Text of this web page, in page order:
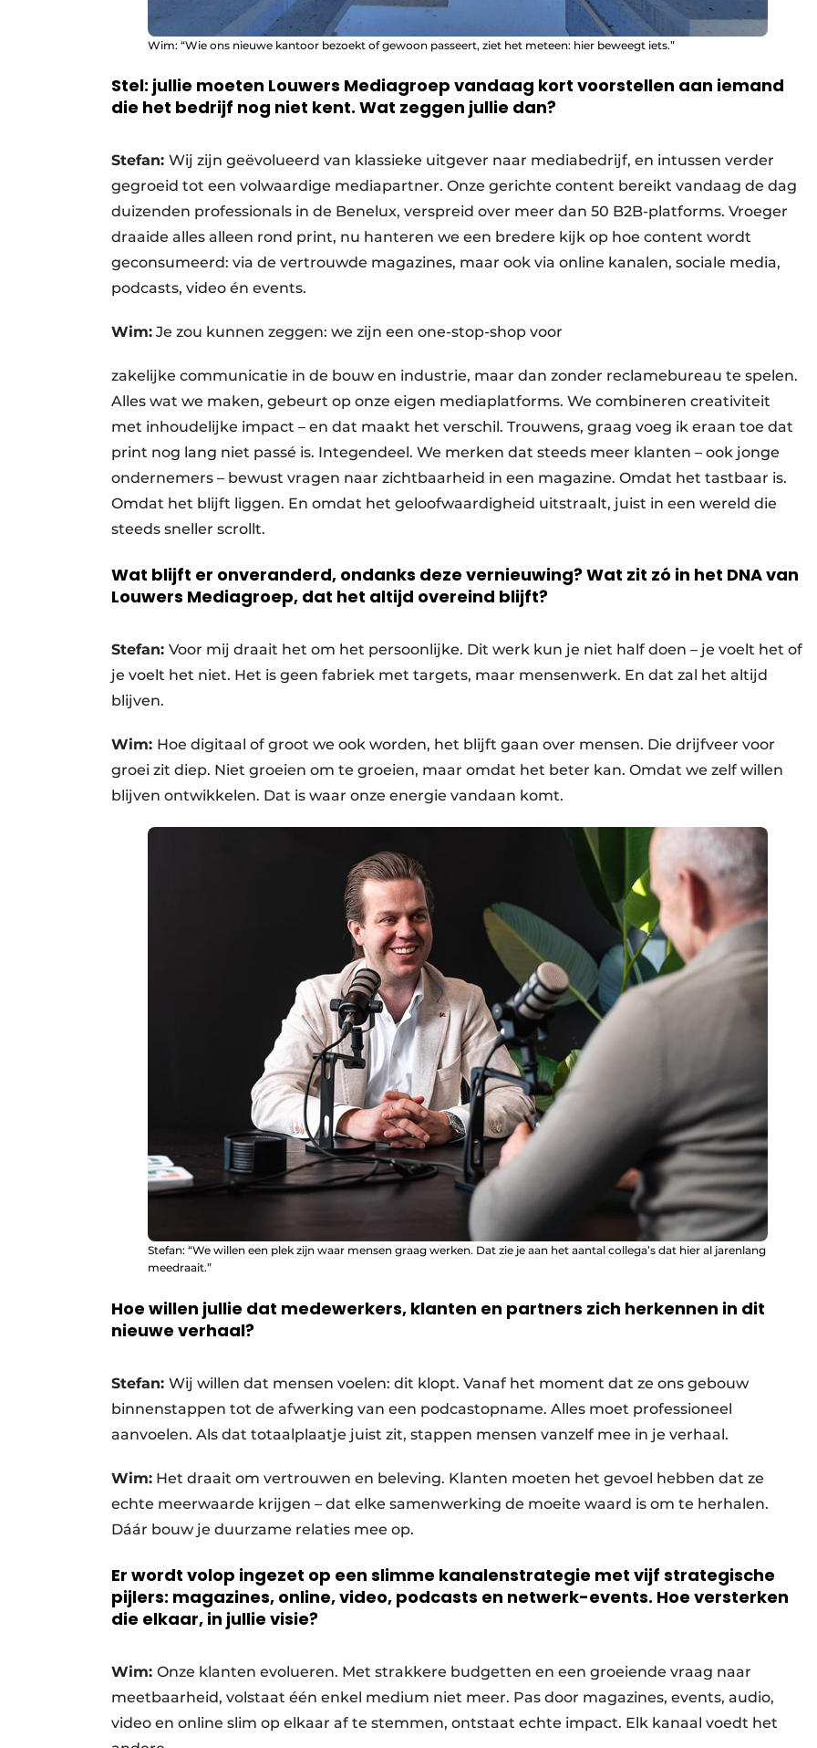
Wim: “Wie ons nieuwe kantoor bezoekt of gewoon passeert, ziet het meteen: hier beweegt iets.”
Stel: jullie moeten Louwers Mediagroep vandaag kort voorstellen aan iemand
die het bedrijf nog niet kent. Wat zeggen jullie dan?
Stefan: Wij zijn geëvolueerd van klassieke uitgever naar mediabedrijf, en intussen verder
gegroeid tot een volwaardige mediapartner. Onze gerichte content bereikt vandaag de dag
duizenden professionals in de Benelux, verspreid over meer dan 50 B2B-platforms. Vroeger
draaide alles alleen rond print, nu hanteren we een bredere kijk op hoe content wordt
geconsumeerd: via de vertrouwde magazines, maar ook via online kanalen, sociale media,
podcasts, video én events.
Wim: Je zou kunnen zeggen: we zijn een one-stop-shop voor
zakelijke communicatie in de bouw en industrie, maar dan zonder reclamebureau te spelen.
Alles wat we maken, gebeurt op onze eigen mediaplatforms. We combineren creativiteit
met inhoudelijke impact – en dat maakt het verschil. Trouwens, graag voeg ik eraan toe dat
print nog lang niet passé is. Integendeel. We merken dat steeds meer klanten – ook jonge
ondernemers – bewust vragen naar zichtbaarheid in een magazine. Omdat het tastbaar is.
Omdat het blijft liggen. En omdat het geloofwaardigheid uitstraalt, juist in een wereld die
steeds sneller scrollt.
Wat blijft er onveranderd, ondanks deze vernieuwing? Wat zit zó in het DNA van
Louwers Mediagroep, dat het altijd overeind blijft?
Stefan: Voor mij draait het om het persoonlijke. Dit werk kun je niet half doen – je voelt het of
je voelt het niet. Het is geen fabriek met targets, maar mensenwerk. En dat zal het altijd
blijven.
Wim: Hoe digitaal of groot we ook worden, het blijft gaan over mensen. Die drijfveer voor
groei zit diep. Niet groeien om te groeien, maar omdat het beter kan. Omdat we zelf willen
blijven ontwikkelen. Dat is waar onze energie vandaan komt.
Stefan: “We willen een plek zijn waar mensen graag werken. Dat zie je aan het aantal collega’s dat hier al jarenlang
meedraait.”
Hoe willen jullie dat medewerkers, klanten en partners zich herkennen in dit
nieuwe verhaal?
Stefan: Wij willen dat mensen voelen: dit klopt. Vanaf het moment dat ze ons gebouw
binnenstappen tot de afwerking van een podcastopname. Alles moet professioneel
aanvoelen. Als dat totaalplaatje juist zit, stappen mensen vanzelf mee in je verhaal.
Wim: Het draait om vertrouwen en beleving. Klanten moeten het gevoel hebben dat ze
echte meerwaarde krijgen – dat elke samenwerking de moeite waard is om te herhalen.
Dáár bouw je duurzame relaties mee op.
Er wordt volop ingezet op een slimme kanalenstrategie met vijf strategische
pijlers: magazines, online, video, podcasts en netwerk-events. Hoe versterken
die elkaar, in jullie visie?
Wim: Onze klanten evolueren. Met strakkere budgetten en een groeiende vraag naar
meetbaarheid, volstaat één enkel medium niet meer. Pas door magazines, events, audio,
video en online slim op elkaar af te stemmen, ontstaat echte impact. Elk kanaal voedt het